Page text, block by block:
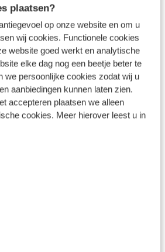
plaatsen?
op onze website en om u
wij cookies. Functionele cookies
website goed werkt en analytische
elke dag nog een beetje beter te
we persoonlijke cookies zodat wij u
aanbiedingen kunnen laten zien.
accepteren plaatsen we alleen
cookies. Meer hierover leest u in